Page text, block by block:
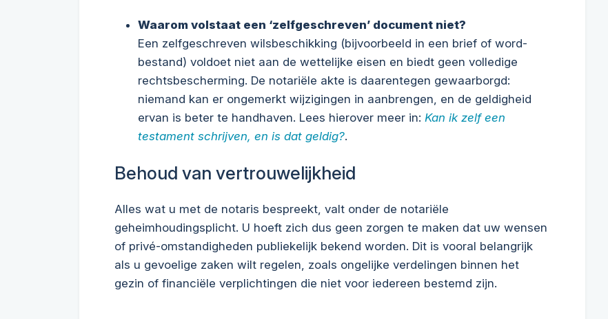
Waarom volstaat een ‘zelfgeschreven’ document niet?
Een zelfgeschreven wilsbeschikking (bijvoorbeeld in een brief of word-
bestand) voldoet niet aan de wettelijke eisen en biedt geen volledige
rechtsbescherming. De notariële akte is daarentegen gewaarborgd:
niemand kan er ongemerkt wijzigingen in aanbrengen, en de geldigheid
ervan is beter te handhaven. Lees hierover meer in: Kan ik zelf een
testament schrijven, en is dat geldig?.
Behoud van vertrouwelijkheid
Alles wat u met de notaris bespreekt, valt onder de notariële
geheimhoudingsplicht. U hoeft zich dus geen zorgen te maken dat uw wensen
of privé-omstandigheden publiekelijk bekend worden. Dit is vooral belangrijk
als u gevoelige zaken wilt regelen, zoals ongelijke verdelingen binnen het
gezin of financiële verplichtingen die niet voor iedereen bestemd zijn.